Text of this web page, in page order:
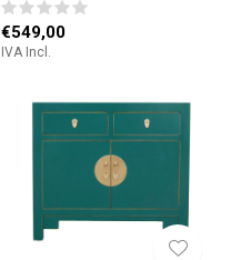
€549,00
IVA Incl.